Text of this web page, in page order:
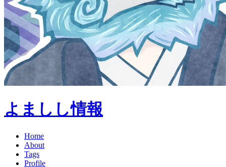
よましし情報
Home
About
Tags
Profile